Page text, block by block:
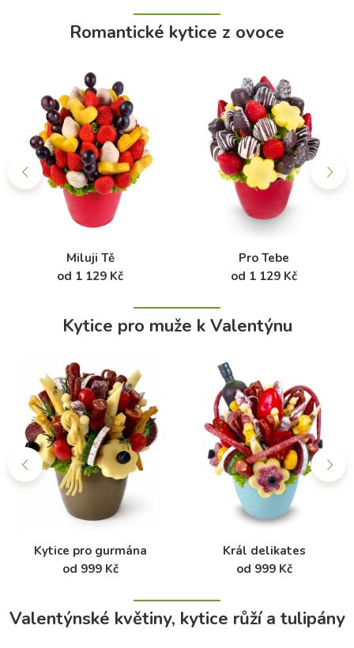
Romantické kytice z ovoce
Miluji Tě
od 1 129 Kč
Pro Tebe
od 1 129 Kč
Kytice pro muže k Valentýnu
Kytice pro gurmána
od 999 Kč
Král delikates
od 999 Kč
Valentýnské květiny, kytice růží a tulipány